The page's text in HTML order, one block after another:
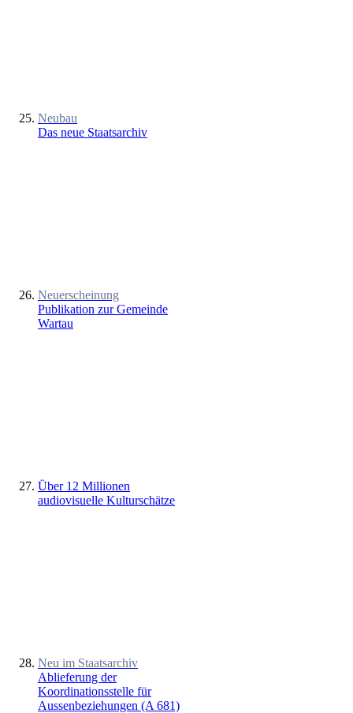
Neubau
Das neue Staatsarchiv
Neuerscheinung
Publikation zur Gemeinde
Wartau
Über 12 Millionen
audiovisuelle Kulturschätze
Neu im Staatsarchiv
Ablieferung der
Koordinationsstelle für
Aussenbeziehungen (A 681)